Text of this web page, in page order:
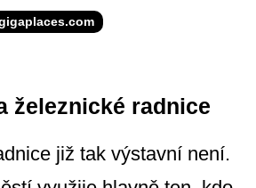
železnické radnice
již tak výstavní není.